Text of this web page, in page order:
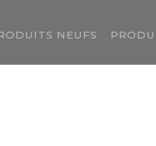
NEUFS